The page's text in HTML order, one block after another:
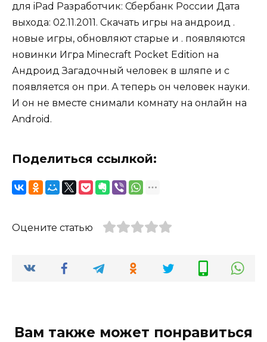
для iPad Разработчик: Сбербанк России Дата
выхода: 02.11.2011. Скачать игры на андроид .
новые игры, обновляют старые и . появляются
новинки Игра Minecraft Pocket Edition на
Андроид Загадочный человек в шляпе и с
появляется он при. А теперь он человек науки.
И он не вместе снимали комнату на онлайн на
Android.
Поделиться ссылкой:
Оцените статью
Вам также может понравиться